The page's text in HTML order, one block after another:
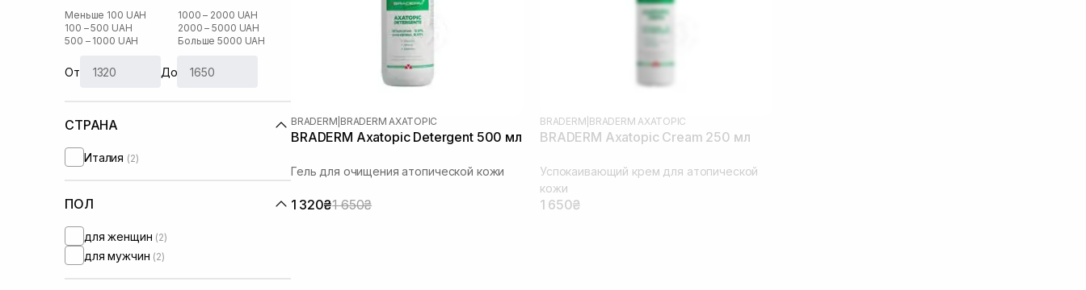
Меньше 100 UAH
100 – 500 UAH
500 – 1000 UAH
1000 – 2000 UAH
2000 – 5000 UAH
Больше 5000 UAH
От До
СТРАНА
Италия (2)
ПОЛ
для женщин (2)
для мужчин (2)
BRADERM BRADERM AXATOPIC
BRADERM Axatopic Detergent 500 мл
Гель для очищения атопической кожи
1 320₴1 650₴
BRADERM BRADERM AXATOPIC
BRADERM Axatopic Cream 250 мл
Успокаивающий крем для атопической
кожи
1 650₴